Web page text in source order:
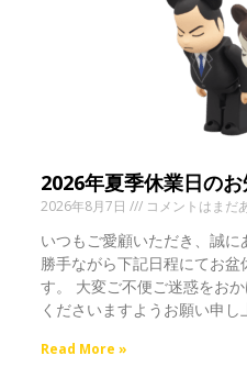
2026年夏季休業日の
2026年8月7日 コメントはまだ
いつもご愛顧いただき、誠
勝手ながら下記日程にてお盆
す。 大変ご不便ご迷惑をお
くださいますようお願い申し
Read More »